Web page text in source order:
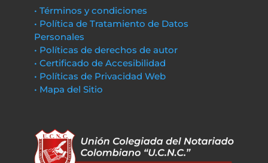
• Términos y condiciones
• Política de Tratamiento de Datos
Personales
• Políticas de derechos de autor
• Certificado de Accesibilidad
• Políticas de Privacidad Web
• Mapa del Sitio